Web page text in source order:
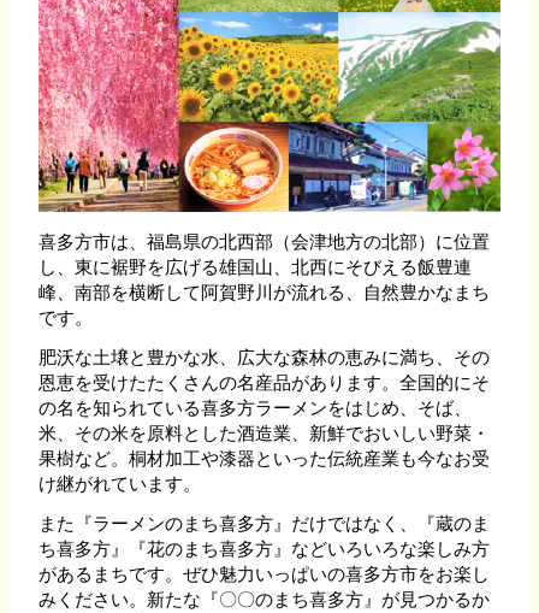
喜多方市は、福島県の北西部（会津地方の北部）に位置
し、東に裾野を広げる雄国山、北西にそびえる飯豊連
峰、南部を横断して阿賀野川が流れる、自然豊かなまち
です。
肥沃な土壌と豊かな水、広大な森林の恵みに満ち、その
恩恵を受けたたくさんの名産品があります。全国的にそ
の名を知られている喜多方ラーメンをはじめ、そば、
米、その米を原料とした酒造業、新鮮でおいしい野菜・
果樹など。桐材加工や漆器といった伝統産業も今なお受
け継がれています。
また『ラーメンのまち喜多方』だけではなく、『蔵のま
ち喜多方』『花のまち喜多方』などいろいろな楽しみ方
があるまちです。ぜひ魅力いっぱいの喜多方市をお楽し
みください。新たな『〇〇のまち喜多方』が見つかるか